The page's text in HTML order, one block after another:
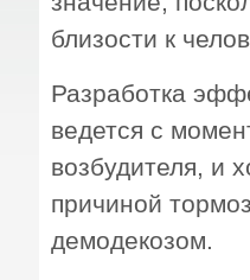
близости к
Разработка
ведется с
возбудителя, и
причиной
демодекозом.